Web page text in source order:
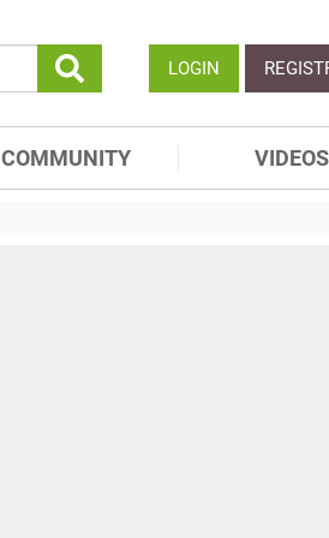
LOGIN
COMMUNITY VIDEOS